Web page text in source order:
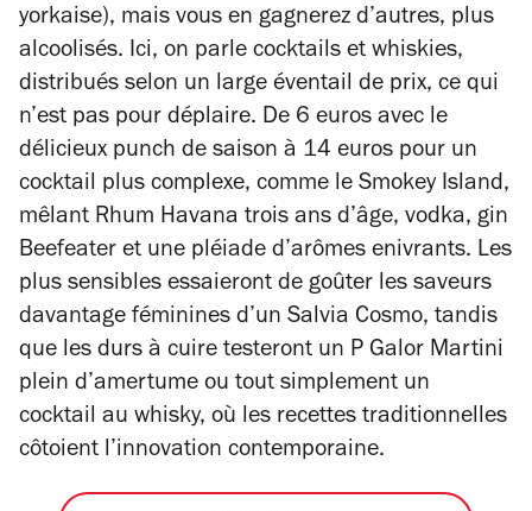
yorkaise), mais vous en gagnerez d’autres, plus
alcoolisés. Ici, on parle cocktails et whiskies,
distribués selon un large éventail de prix, ce qui
n’est pas pour déplaire. De 6 euros avec le
délicieux punch de saison à 14 euros pour un
cocktail plus complexe, comme le Smokey Island,
mêlant Rhum Havana trois ans d’âge, vodka, gin
Beefeater et une pléiade d’arômes enivrants. Les
plus sensibles essaieront de goûter les saveurs
davantage féminines d’un Salvia Cosmo, tandis
que les durs à cuire testeront un P Galor Martini
plein d’amertume ou tout simplement un
cocktail au whisky, où les recettes traditionnelles
côtoient l’innovation contemporaine.